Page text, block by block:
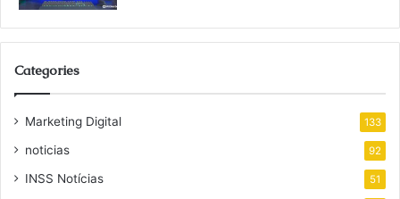
Categories
Marketing Digital 133
noticias 92
INSS Notícias 51